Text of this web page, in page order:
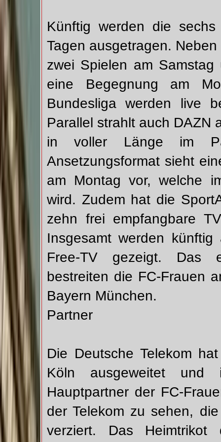
Künftig werden die
Tagen ausgetragen.
zwei Spielen am
eine Begegnung am
Bundesliga werden live
Parallel strahlt auch DAZN
in voller Länge im
Ansetzungsformat sieht
am Montag vor, welche
wird. Zudem hat die
zehn frei empfangbare
Insgesamt werden
Free-TV gezeigt. Das
bestreiten die FC-Frauen
Bayern München.
Partner
Die Deutsche Telekom
Köln ausgeweitet und
Hauptpartner der FC-
der Telekom zu sehen,
verziert. Das